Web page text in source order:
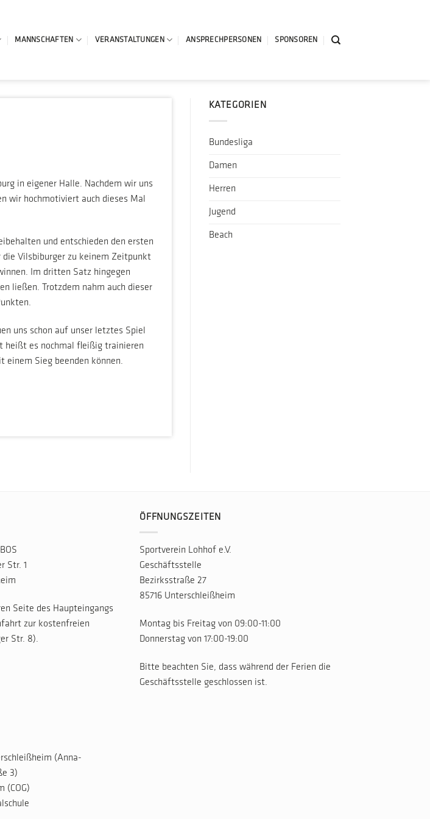
MANNSCHAFTEN VERANSTALTUNGEN ANSPRECHPERSONEN SPONSOREN
in eigener Halle. Nachdem wir uns
wir hochmotiviert auch dieses Mal
und entschieden den ersten
Vilsbiburger zu keinem Zeitpunkt
Im dritten Satz hingegen
ließen. Trotzdem nahm auch dieser
uns schon auf unser letztes Spiel
heißt es nochmal fleißig trainieren
Sieg beenden können.
KATEGORIEN
Bundesliga
Damen
Herren
Jugend
Beach
Str. 1
Seite des Haupteingangs
zur kostenfreien
Str. 8).
ÖFFNUNGSZEITEN
Sportverein Lohhof e.V.
Geschäftsstelle
Bezirksstraße 27
85716 Unterschleißheim
Montag bis Freitag von 09:00-11:00
Donnerstag von 17:00-19:00
Bitte beachten Sie, dass während der Ferien die
Geschäftsstelle geschlossen ist.
(Anna-
3)
(COG)